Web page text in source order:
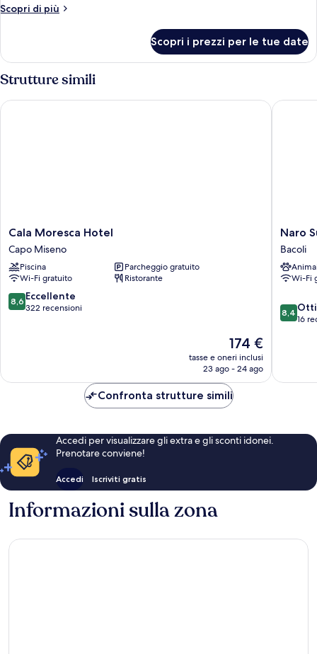
Scopri di più
Altri
Deluxe
Scopri i prezzi per le tue date
Strutture simili
Cala
Moresca
Hotel
Capo
Miseno
Cala Moresca Hotel
Capo Miseno
Piscina
Parcheggio gratuito
Wi-Fi gratuito
Ristorante
8.6
su
8,6 Eccellente
322 recensioni
Il
prezzo
attuale
174 €
174 €
tasse e oneri inclusi
23 ago - 24 ago
Cala Moresca Hotel
Naro
Suites
and
Rooms
Bacoli
Naro
Bacoli
Wi-Fi
8.4
su
8,4
16
Naro
Confronta strutture simili
Accedi per visualizzare gli extra e gli sconti idonei.
Prenotare conviene!
Accedi Iscriviti gratis
Informazioni sulla zona